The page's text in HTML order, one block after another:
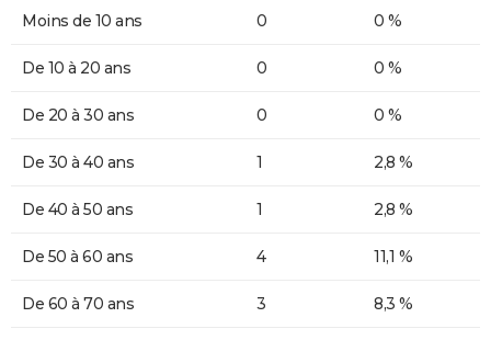
Moins de 10 ans 0 0 %
De 10 à 20 ans 0 0 %
De 20 à 30 ans 0 0 %
De 30 à 40 ans 1 2,8 %
De 40 à 50 ans 1 2,8 %
De 50 à 60 ans 4 11,1 %
De 60 à 70 ans 3 8,3 %